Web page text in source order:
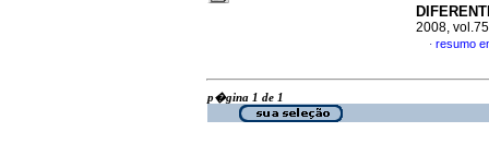
2008,
· resumo
p�gina 1 de 1